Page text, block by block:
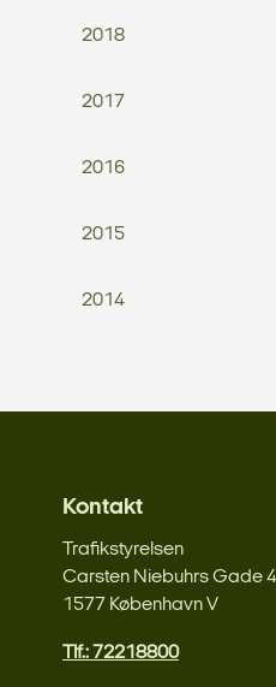
2018
2017
2016
2015
2014
Kontakt
Trafikstyrelsen
Carsten Niebuhrs Gade
1577 København V
Tlf.: 72218800